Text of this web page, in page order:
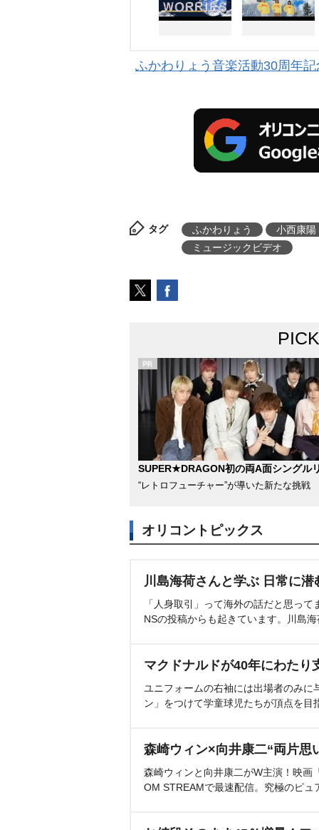
ふかわりょう音楽活動30周年
タグ ふかわりょう
小西康陽
ミュージックビデオ
SUPER★DRAGON初の両A面シングル
“レトロフューチャー”が導いた新たな挑戦
オリコントピックス
川島海荷さんと学ぶ 日常に
「人身取引」って海外の話だと思っ
NSの投稿からも起きています。川島
マクドナルドが40年にわたり
ユニフォームの右袖には出場者のみ
ン」をつけて学童球児たちが頂点を目
森崎ウィン×向井康二“両片思
森崎ウィンと向井康二がW主演！映画
OM STREAMで最速配信。究極のピュ